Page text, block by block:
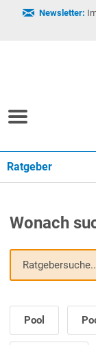
Newsletter:
Ratgeber
Wonach
Pool